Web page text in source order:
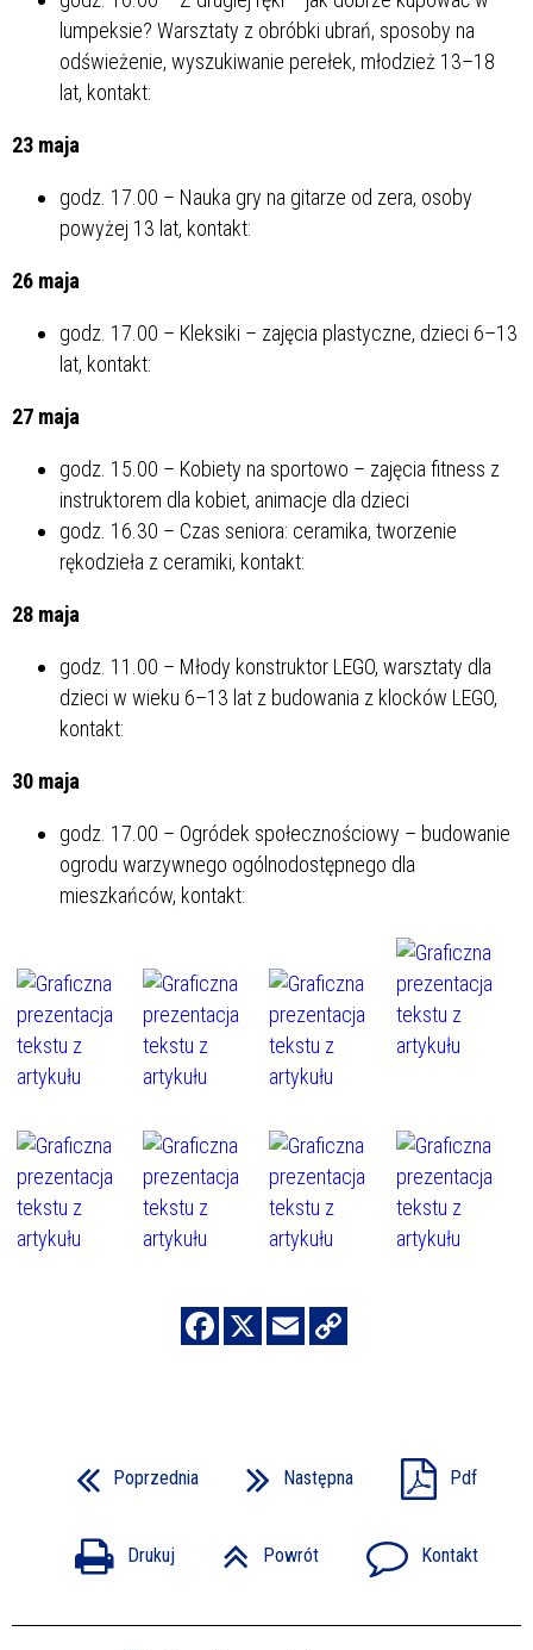
lumpeksie? Warsztaty z obróbki ubrań, sposoby na
odświeżenie, wyszukiwanie perełek, młodzież 13–18
lat, kontakt:
23 maja
godz. 17.00 – Nauka gry na gitarze od zera, osoby
powyżej 13 lat, kontakt:
26 maja
godz. 17.00 – Kleksiki – zajęcia plastyczne, dzieci 6–13
lat, kontakt:
27 maja
godz. 15.00 – Kobiety na sportowo – zajęcia fitness z
instruktorem dla kobiet, animacje dla dzieci
godz. 16.30 – Czas seniora: ceramika, tworzenie
rękodzieła z ceramiki, kontakt:
28 maja
godz. 11.00 – Młody konstruktor LEGO, warsztaty dla
dzieci w wieku 6–13 lat z budowania z klocków LEGO,
kontakt:
30 maja
godz. 17.00 – Ogródek społecznościowy – budowanie
ogrodu warzywnego ogólnodostępnego dla
mieszkańców, kontakt:
Poprzednia Następna Pdf
Drukuj Powrót Kontakt